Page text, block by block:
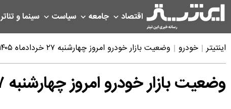
اقتصاد جامعه سیاست سینما و تئاتر
اینتیتر خودرو وضعیت بازار خودرو امروز چهارشنبه ۲۷ خردادماه ۱۴۰۵ | ریزش قیمت خودرو شدت گرفت
وضعیت بازار خودرو امروز چهارشنبه ۲۷ خردادماه ۱۴۰۵ | ریزش قیمت خودرو شدت گرفت